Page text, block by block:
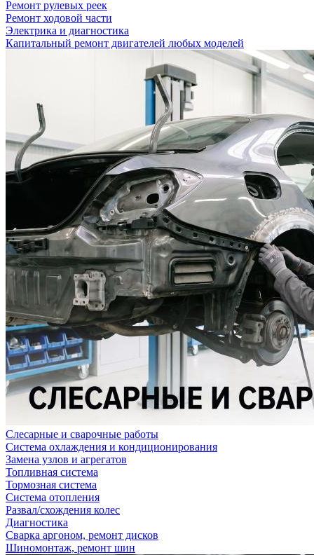
Ремонт рулевых реек
Ремонт ходовой части
Электрика и диагностика
Капитальный ремонт двигателей любых моделей
Слесарные и сварочные работы
Система охлаждения и кондиционирования
Замена узлов и агрегатов
Топливная система
Тормозная система
Система отопления
Развал/схождения колес
Диагностика
Сварка аргоном, ремонт дисков
Шиномонтаж, ремонт шин